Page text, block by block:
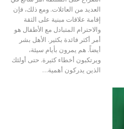
العديد من العائلات. ومع ذلك، فإن
إقامة علاقات مبنية على الثقة
والاحترام المتبادل مع الأطفال هو
أمر أكثر فائدة بكثير. الأهل بشر
أيضاً. هم يمرون بأيام سيئة،
ويرتكبون أخطاء كثيرة. حتى أولئك
الذين يدركون أهمية…